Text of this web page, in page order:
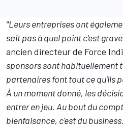
"Leurs entreprises ont
sait pas à quel point c'est
ancien directeur de Force
sponsors sont habituellement
partenaires font tout ce qu'ils
À un moment donné, les
entrer en jeu. Au bout du
bienfaisance, c'est du